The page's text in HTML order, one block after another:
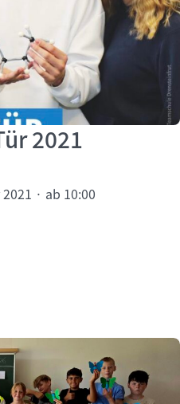
2021
· ab 10:00